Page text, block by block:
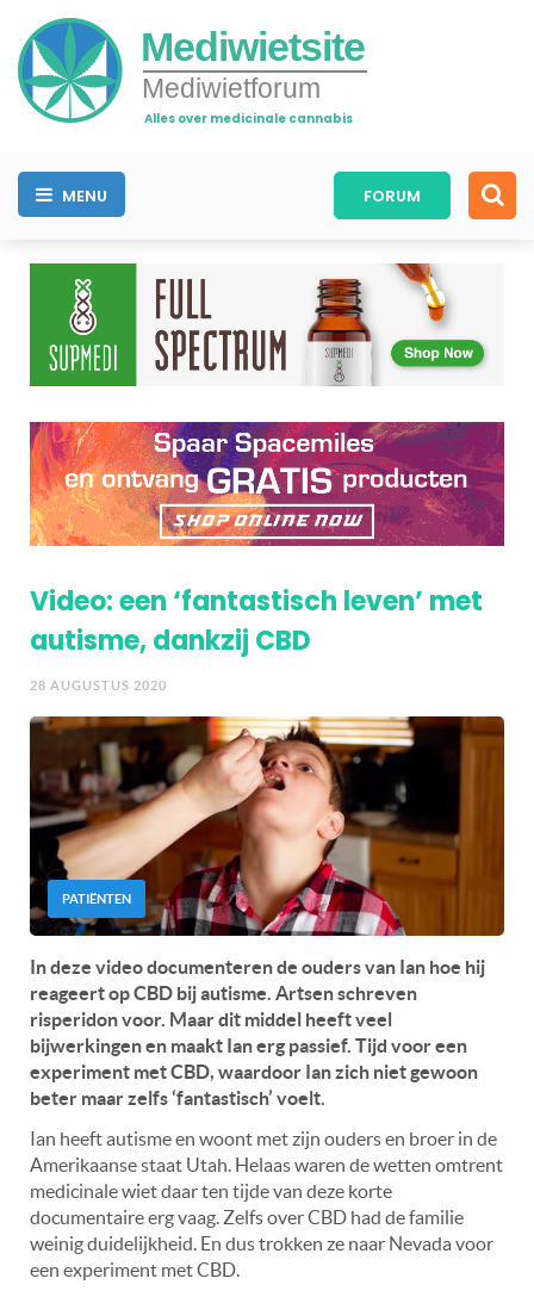
Mediwietsite
Mediwietforum
Alles over medicinale cannabis
MENU FORUM
Video: een ‘fantastisch leven’ met
autisme, dankzij CBD
28 AUGUSTUS 2020
PATIËNTEN
In deze video documenteren de ouders van Ian hoe hij
reageert op CBD bij autisme. Artsen schreven
risperidon voor. Maar dit middel heeft veel
bijwerkingen en maakt Ian erg passief. Tijd voor een
experiment met CBD, waardoor Ian zich niet gewoon
beter maar zelfs ‘fantastisch’ voelt.
Ian heeft autisme en woont met zijn ouders en broer in de
Amerikaanse staat Utah. Helaas waren de wetten omtrent
medicinale wiet daar ten tijde van deze korte
documentaire erg vaag. Zelfs over CBD had de familie
weinig duidelijkheid. En dus trokken ze naar Nevada voor
een experiment met CBD.